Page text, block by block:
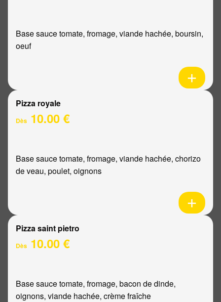
Base sauce tomate, fromage, viande hachée, boursin,
oeuf
Pizza royale
Dès 10.00 €
Base sauce tomate, fromage, viande hachée, chorizo
de veau, poulet, oignons
Pizza saint pietro
Dès 10.00 €
Base sauce tomate, fromage, bacon de dinde,
oignons, viande hachée, crème fraîche